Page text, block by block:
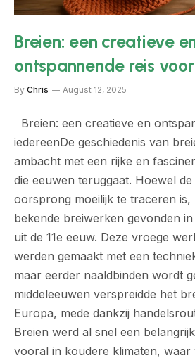
Breien: een creatieve
ontspannende reis
By Chris August 12, 2025
Breien: een creatieve en
iedereenDe geschiedenis van
ambacht met een rijke en
die eeuwen teruggaat. Hoewel
oorsprong moeilijk te traceren is,
bekende breiwerken gevonden
uit de 11e eeuw. Deze vroege
werden gemaakt met een
maar eerder naaldbinden wordt
middeleeuwen verspreidde het
Europa, mede dankzij
Breien werd al snel een
vooral in koudere klimaten, waar